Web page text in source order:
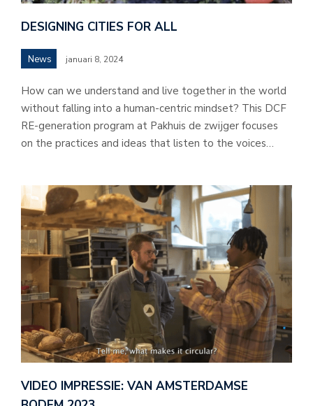
DESIGNING CITIES FOR ALL
News januari 8, 2024
How can we understand and live together in the world
without falling into a human-centric mindset? This DCF
RE-generation program at Pakhuis de zwijger focuses
on the practices and ideas that listen to the voices…
VIDEO IMPRESSIE: VAN AMSTERDAMSE